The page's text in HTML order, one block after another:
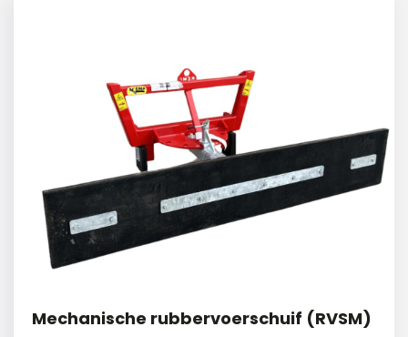
Mechanische rubbervoerschuif (RVSM)